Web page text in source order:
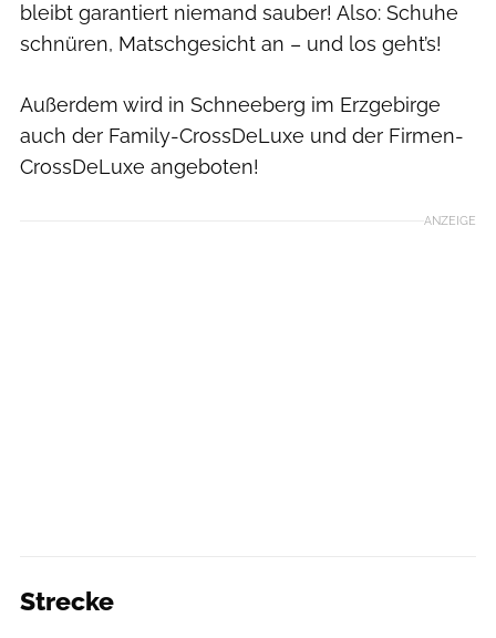
bleibt garantiert niemand sauber! Also: Schuhe
schnüren, Matschgesicht an – und los geht’s!
Außerdem wird in Schneeberg im Erzgebirge
auch der Family-CrossDeLuxe und der Firmen-
CrossDeLuxe angeboten!
ANZEIGE
Strecke